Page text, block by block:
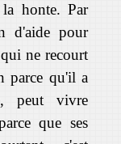
honte. Par
d'aide pour
ne recourt
parce qu'il a
peut vivre
que ses